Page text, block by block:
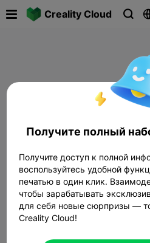
Creality Cloud 
Получите полный
Получите доступ к полной
воспользуйтесь удобной
печатью в один клик.
чтобы зарабатывать
для себя новые сюрпризы —
Creality Cloud!